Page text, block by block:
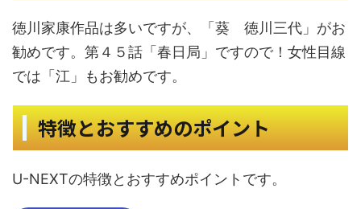
徳川家康作品は多いですが、「葵 徳川三代」がお
勧めです。第４５話「春日局」ですので！女性目線
では「江」もお勧めです。
特徴とおすすめのポイント
U-NEXTの特徴とおすすめポイントです。